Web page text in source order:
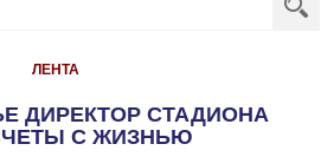
ЛЕНТА
ДИРЕКТОР СТАДИОНА
С ЖИЗНЬЮ